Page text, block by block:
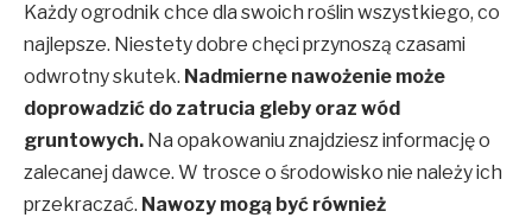
Każdy ogrodnik chce dla swoich roślin wszystkiego, co
najlepsze. Niestety dobre chęci przynoszą czasami
odwrotny skutek. Nadmierne nawożenie może
doprowadzić do zatrucia gleby oraz wód
gruntowych. Na opakowaniu znajdziesz informację o
zalecanej dawce. W trosce o środowisko nie należy ich
przekraczać. Nawozy mogą być również